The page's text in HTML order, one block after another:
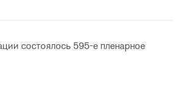
состоялось 595-е пленарное